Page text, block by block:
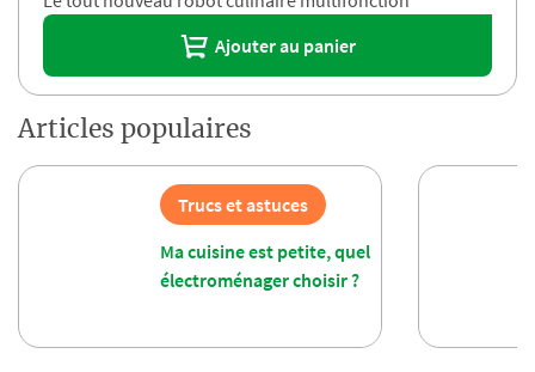
Ajouter au panier
Articles populaires
Trucs et astuces
Ma cuisine est petite, quel
électroménager choisir ?